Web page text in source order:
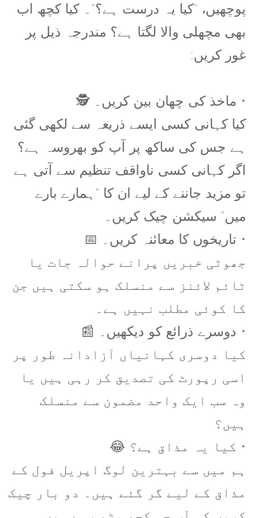
پوچھیں، "کیا یہ درست ہے؟"۔ کیا کچھ اب
بھی مچھلی والا لگتا ہے؟ مندرجہ ذیل پر
غور کریں:
• ماخذ کی چھان بین کریں۔ 🕵️
کیا کہانی کسی ایسے ذریعہ سے لکھی گئی
ہے جس کی ساکھ پر آپ کو بھروسہ ہے؟
اگر کہانی کسی ناواقف تنظیم سے آتی ہے
تو مزید جاننے کے لیے ان کا "ہمارے بارے
میں" سیکشن چیک کریں۔
• تاریخوں کا معائنہ کریں۔ 📅
جھوٹی خبریں پرانے حوالہ جات یا
ٹائم لائنز سے منسلک ہو سکتی ہیں جن
کا کوئی مطلب نہیں ہے۔
• دوسرے ذرائع کو دیکھیں۔ 📰
کیا دوسری کہانیاں آزادانہ طور پر
اسی رپورٹ کی تصدیق کر رہی ہیں یا
وہ سب ایک واحد مضمون سے منسلک
ہیں؟
• کیا یہ مذاق ہے؟ 😂
ہم میں سے بہترین لوگ اپریل فول کے
مذاق کے لیے گر گئے ہیں۔ دو بار چیک